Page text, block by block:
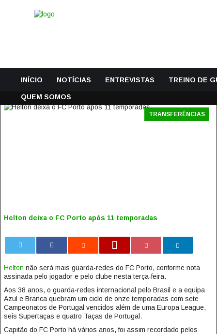
INÍCIO NOTÍCIAS ENTREVISTAS TREINO DE
QUEM SOMOS
TRANSFERÊNCIAS
Helton deixa o FC Porto após 11 temporadas
Helton não será mais guarda-redes do FC Porto, conforme nota
assinada pelo jogador e pelo clube nesta terça-feira.
Aos 38 anos, o guarda-redes internacional pelo Brasil e a equipa
Azul e Branca quebram um ciclo de onze temporadas com sete
Campeonatos de Portugal vencidos além de uma Europa League,
seis Supertaças e quatro Taças de Portugal.
Capitão do FC Porto há vários anos, foi assim recordado pelos